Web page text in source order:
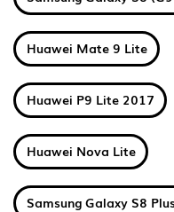
Huawei Mate 9 Lite
Huawei P9 Lite 2017
Huawei Nova Lite
Samsung Galaxy S8